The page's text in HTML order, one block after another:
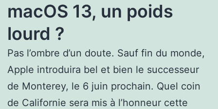
macOS 13, un poids
lourd ?
Pas l’ombre d’un doute. Sauf fin du monde,
Apple introduira bel et bien le successeur
de Monterey, le 6 juin prochain. Quel coin
de Californie sera mis à l’honneur cette